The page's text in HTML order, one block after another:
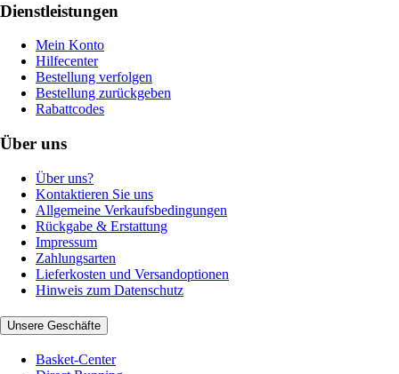
Dienstleistungen
Mein Konto
Hilfecenter
Bestellung verfolgen
Bestellung zurückgeben
Rabattcodes
Über uns
Über uns?
Kontaktieren Sie uns
Allgemeine Verkaufsbedingungen
Rückgabe & Erstattung
Impressum
Zahlungsarten
Lieferkosten und Versandoptionen
Hinweis zum Datenschutz
Unsere Geschäfte
Basket-Center